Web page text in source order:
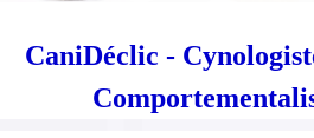
CaniDéclic -